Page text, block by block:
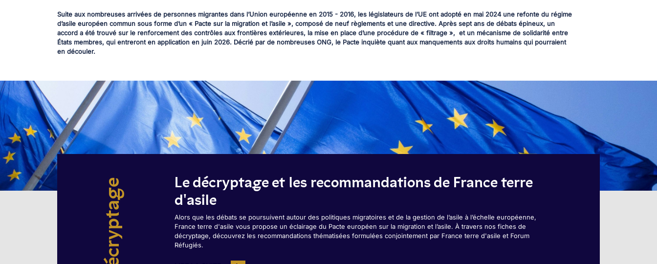
Suite aux nombreuses arrivées de personnes migrantes dans l’Union européenne en 2015 - 2016, les législateurs de l’UE ont adopté en mai 2024 une refonte du régime
d’asile européen commun sous forme d’un « Pacte sur la migration et l’asile », composé de neuf règlements et une directive. Après sept ans de débats épineux, un
accord a été trouvé sur le renforcement des contrôles aux frontières extérieures, la mise en place d’une procédure de « filtrage », et un mécanisme de solidarité entre
États membres, qui entreront en application en juin 2026. Décrié par de nombreuses ONG, le Pacte inquiète quant aux manquements aux droits humains qui pourraient
en découler.
Décryptage
Le décryptage et les recommandations de France terre
d'asile
Alors que les débats se poursuivent autour des politiques migratoires et de la gestion de l’asile à l’échelle européenne,
France terre d'asile vous propose un éclairage du Pacte européen sur la migration et l’asile. À travers nos fiches de
décryptage, découvrez les recommandations thématisées formulées conjointement par France terre d'asile et Forum
Réfugiés.